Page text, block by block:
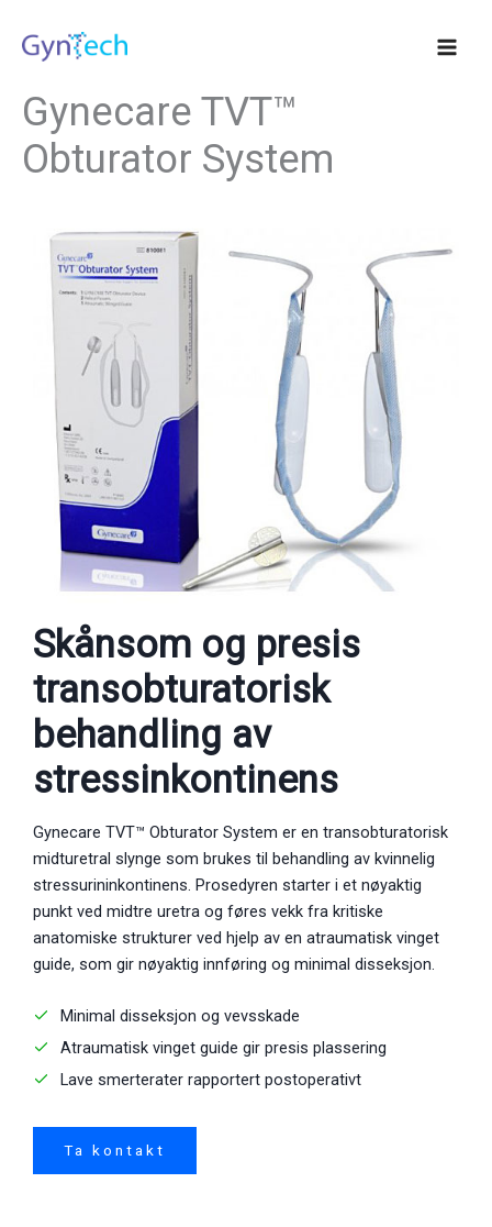
rett
Gynecare TVT™
Obturator System
Skånsom og presis
transobturatorisk
behandling av
stressinkontinens
Gynecare TVT™ Obturator System er en transobturatorisk
midturetral slynge som brukes til behandling av kvinnelig
stressurininkontinens. Prosedyren starter i et nøyaktig
punkt ved midtre uretra og føres vekk fra kritiske
anatomiske strukturer ved hjelp av en atraumatisk vinget
guide, som gir nøyaktig innføring og minimal disseksjon.
Minimal disseksjon og vevsskade
Atraumatisk vinget guide gir presis plassering
Lave smerterater rapportert postoperativt
Ta kontakt